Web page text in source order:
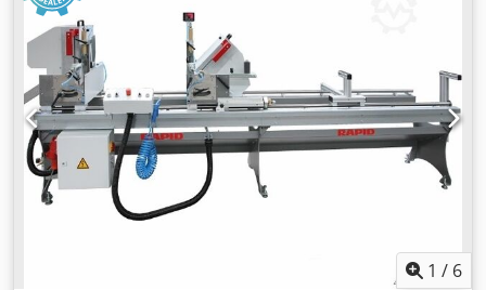
бар - Габарити: Ø 33 x 208 мм - Вага: 0,6 кг
1 / 6